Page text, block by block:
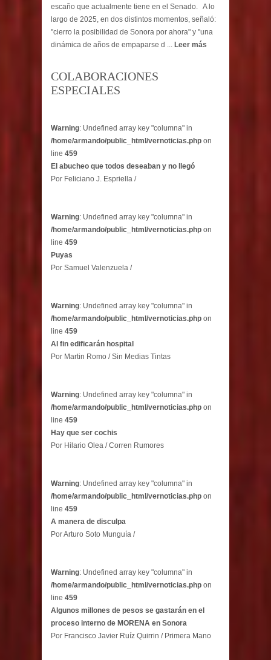
escaño que actualmente tiene en el Senado. A lo
largo de 2025, en dos distintos momentos, señaló:
"cierro la posibilidad de Sonora por ahora" y "una
dinámica de años de empaparse d ... Leer más
COLABORACIONES
ESPECIALES
Warning: Undefined array key "columna" in
/home/armando/public_html/vernoticias.php on
line 459
El abucheo que todos deseaban y no llegó
Por Feliciano J. Espriella /
Warning: Undefined array key "columna" in
/home/armando/public_html/vernoticias.php on
line 459
Puyas
Por Samuel Valenzuela /
Warning: Undefined array key "columna" in
/home/armando/public_html/vernoticias.php on
line 459
Al fin edificarán hospital
Por Martin Romo / Sin Medias Tintas
Warning: Undefined array key "columna" in
/home/armando/public_html/vernoticias.php on
line 459
Hay que ser cochis
Por Hilario Olea / Corren Rumores
Warning: Undefined array key "columna" in
/home/armando/public_html/vernoticias.php on
line 459
A manera de disculpa
Por Arturo Soto Munguía /
Warning: Undefined array key "columna" in
/home/armando/public_html/vernoticias.php on
line 459
Algunos millones de pesos se gastarán en el
proceso interno de MORENA en Sonora
Por Francisco Javier Ruíz Quirrin / Primera Mano